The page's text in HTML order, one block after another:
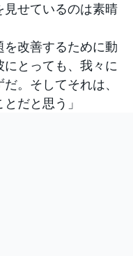
せているのは素晴
を改善するために動
とっても、我々に
。そしてそれは、
だと思う」